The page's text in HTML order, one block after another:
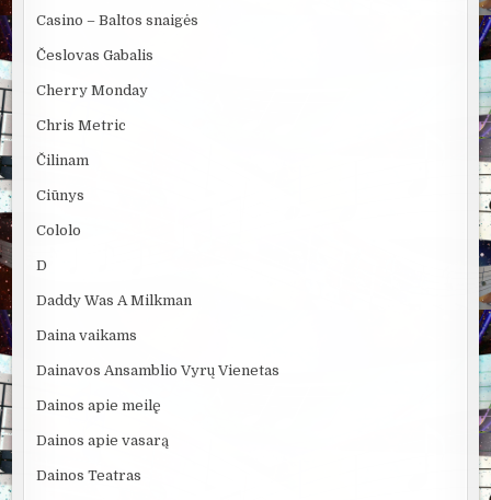
Casino – Baltos snaigės
Česlovas Gabalis
Cherry Monday
Chris Metric
Čilinam
Ciūnys
Cololo
D
Daddy Was A Milkman
Daina vaikams
Dainavos Ansamblio Vyrų Vienetas
Dainos apie meilę
Dainos apie vasarą
Dainos Teatras